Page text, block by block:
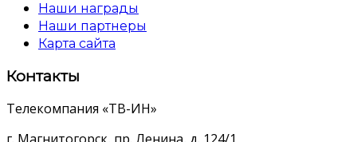
Наши награды
Наши партнеры
Карта сайта
Контакты
Телекомпания «ТВ-ИН»